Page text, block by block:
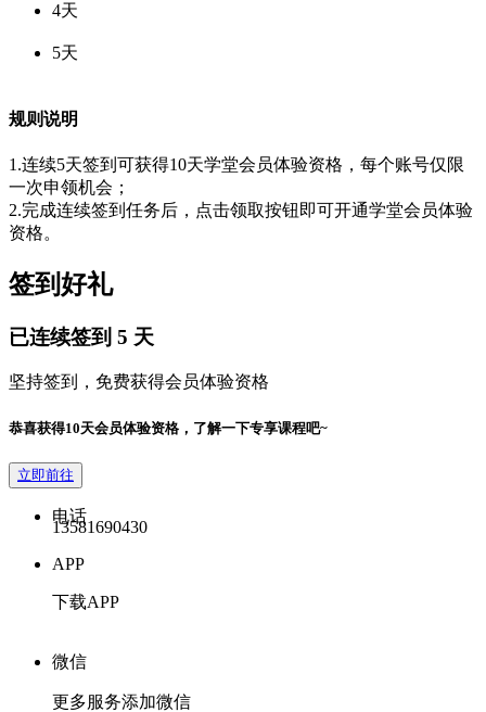
4天
5天
规则说明
1.连续5天签到可获得10天学堂会员体验资格，每个账号仅限
一次申领机会；
2.完成连续签到任务后，点击领取按钮即可开通学堂会员体验
资格。
签到好礼
已连续签到 5 天
坚持签到，免费获得会员体验资格
恭喜获得10天会员体验资格，了解一下专享课程吧~
立即前往
电话
13581690430
APP
下载APP
微信
更多服务添加微信